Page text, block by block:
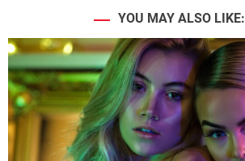
YOU MAY ALSO LIKE: